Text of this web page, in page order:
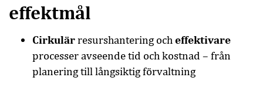
effektmål
Cirkulärresurshantering och effektivare
processer avseende tid och kostnad – från
planering till långsiktig förvaltning